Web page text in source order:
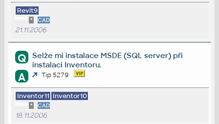
Revit9
* CAD
21.11.2006
Q
Selže mi instalace MSDE (SQL server) při
instalaci Inventoru.
A Tip 5279
Inventor11 Inventor10
* CAD
18.11.2006